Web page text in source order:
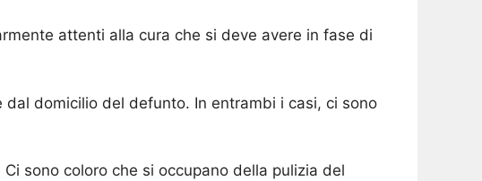
attenti alla cura che si deve avere in fase di
dal domicilio del defunto. In entrambi i casi, ci sono
sono coloro che si occupano della pulizia del